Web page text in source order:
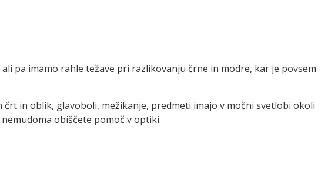
pa imamo rahle težave pri razlikovanju črne in modre, kar je povsem
in oblik, glavoboli, mežikanje, predmeti imajo v močni svetlobi okoli
obiščete pomoč v optiki.